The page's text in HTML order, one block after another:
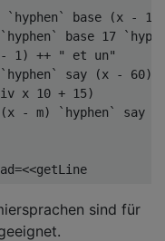
`hyphen` base (x - 10
`hyphen` base 17
- 1 ) ++
" et un"
`hyphen` say (x - 60)
x 10 + 15)
(x - m) `hyphen`
say m
=<<getLine
sind für